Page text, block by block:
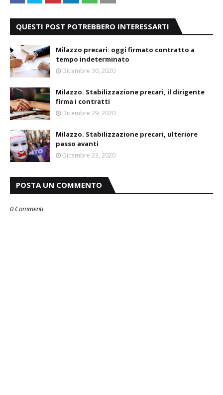
QUESTI POST POTREBBERO INTERESSARTI
Milazzo precari: oggi firmato contratto a
tempo indeterminato
Dicembre 30, 2020
Milazzo. Stabilizzazione precari, il dirigente
firma i contratti
Dicembre 29, 2020
Milazzo. Stabilizzazione precari, ulteriore
passo avanti
Dicembre 23, 2020
POSTA UN COMMENTO
0 Commenti